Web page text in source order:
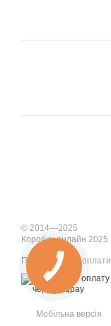
© 2014—2025
Коробки онлайн 2025
Приймаємо до оплати
Мобільна версія